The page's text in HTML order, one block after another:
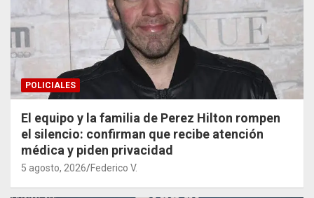
POLICIALES
El equipo y la familia de Perez Hilton rompen
el silencio: confirman que recibe atención
médica y piden privacidad
5 agosto, 2026 Federico V.